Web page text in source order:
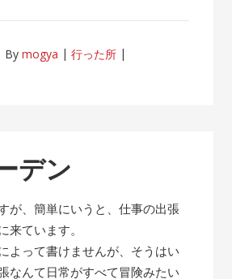
Bymogya
行った所
デン
が、簡単にいうと、仕事の出張
来ています。
よって書けませんが、そうはい
なんて日常がすべて冒険みたい